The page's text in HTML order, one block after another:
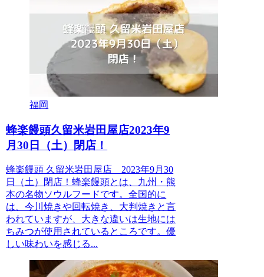
福岡
蜂楽饅頭久留米岩田屋店2023年9
月30日（土）閉店！
蜂楽饅頭 久留米岩田屋店 2023年9月30
日（土）閉店！蜂楽饅頭とは、九州・熊
本の名物ソウルフードです。全国的に
は、今川焼きや回転焼き、大判焼きと言
われていますが、大きな違いは生地には
ちみつが使用されているところです。優
しい味わいを感じる...